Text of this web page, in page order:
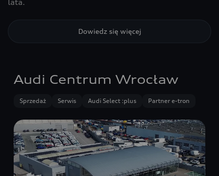
lata.
Dowiedz się więcej
Audi Centrum Wrocław
Sprzedaż Serwis Audi Select :plus Partner e-tron